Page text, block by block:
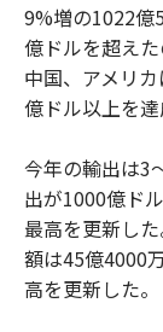
9%増の1022億
億ドルを超え
中国、アメリ
億ドル以上を達
今年の輸出は3
出が1000億ド
最高を更新し
額は45億4000
高を更新した。